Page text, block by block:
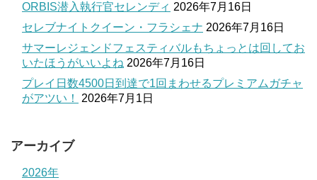
ORBIS潜入執行官セレンディ 2026年7月16日
セレブナイトクイーン・フラシェナ 2026年7月16日
サマーレジェンドフェスティバルもちょっとは回してお
いたほうがいいよね 2026年7月16日
プレイ日数4500日到達で1回まわせるプレミアムガチャ
がアツい！
2026年7月1日
アーカイブ
2026年